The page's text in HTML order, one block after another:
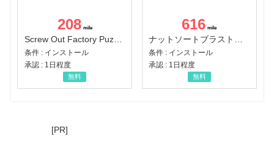
208
Screw Out Factory Puzzle 3D（経験値バーのマイルストーンを5にする（ユーザーレベル5に到達する））（Android）
条件 : インストール
承認 : 1日程度
無料
616
条件 : インストール
承認 : 1日程度
無料
[PR]